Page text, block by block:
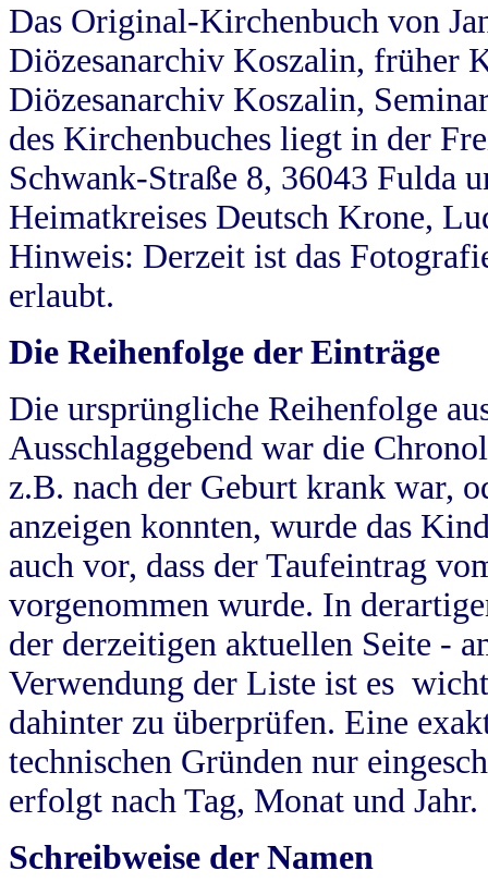
Das Original-Kirchenbuch von
Diözesanarchiv Koszalin, früher
Diözesanarchiv Koszalin,
des Kirchenbuches liegt in der
Schwank-Straße 8, 36043 Fulda
Heimatkreises Deutsch Krone,
Hinweis: Derzeit ist das
erlaubt.
Die Reihenfolge der Einträge
Die ursprüngliche Reihenfolge
Ausschlaggebend war die
z.B. nach der Geburt krank war,
anzeigen konnten, wurde das
auch vor, dass der Taufeintrag
vorgenommen wurde. In
der derzeitigen aktuellen Seite -
Verwendung der Liste ist es
dahinter zu überprüfen. Eine
technischen Gründen nur
erfolgt nach Tag, Monat und Jahr.
Schreibweise der Namen